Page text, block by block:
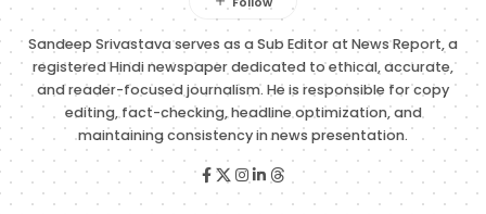
Sandeep Srivastava serves as a Sub Editor at News Report, a
registered Hindi newspaper dedicated to ethical, accurate,
and reader-focused journalism. He is responsible for copy
editing, fact-checking, headline optimization, and
maintaining consistency in news presentation.